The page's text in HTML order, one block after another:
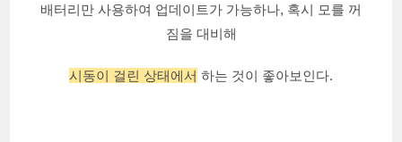
배터리만 사용하여 업데이트가 가능하나, 혹시 모를 꺼
짐을 대비해
시동이 걸린 상태에서 하는 것이 좋아보인다.